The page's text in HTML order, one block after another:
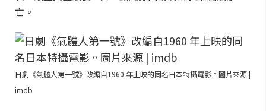
亡。
日劇《氣體人第一號》改編自1960 年上映的同名日本特攝電影。圖片來源 |
imdb